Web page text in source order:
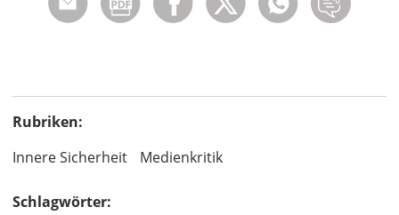
Rubriken:
Innere Sicherheit
Medienkritik
Schlagwörter: